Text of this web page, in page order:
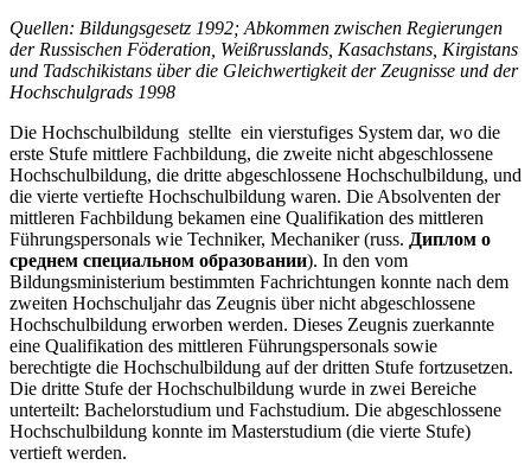
Quellen: Bildungsgesetz 1992; Abkommen zwischen Regierungen
der Russischen Föderation, Weißrusslands, Kasachstans, Kirgistans
und Tadschikistans über die Gleichwertigkeit der Zeugnisse und der
Hochschulgrads 1998
Die Hochschulbildung stellte ein vierstufiges System dar, wo die
erste Stufe mittlere Fachbildung, die zweite nicht abgeschlossene
Hochschulbildung, die dritte abgeschlossene Hochschulbildung, und
die vierte vertiefte Hochschulbildung waren. Die Absolventen der
mittleren Fachbildung bekamen eine Qualifikation des mittleren
Führungspersonals wie Techniker, Mechaniker (russ. Диплом о
среднем специальном образовании). In den vom
Bildungsministerium bestimmten Fachrichtungen konnte nach dem
zweiten Hochschuljahr das Zeugnis über nicht abgeschlossene
Hochschulbildung erworben werden. Dieses Zeugnis zuerkannte
eine Qualifikation des mittleren Führungspersonals sowie
berechtigte die Hochschulbildung auf der dritten Stufe fortzusetzen.
Die dritte Stufe der Hochschulbildung wurde in zwei Bereiche
unterteilt: Bachelorstudium und Fachstudium. Die abgeschlossene
Hochschulbildung konnte im Masterstudium (die vierte Stufe)
vertieft werden.